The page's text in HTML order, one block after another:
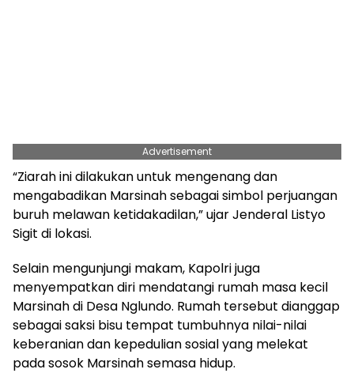
Advertisement
“Ziarah ini dilakukan untuk mengenang dan
mengabadikan Marsinah sebagai simbol perjuangan
buruh melawan ketidakadilan,” ujar Jenderal Listyo
Sigit di lokasi.
Selain mengunjungi makam, Kapolri juga
menyempatkan diri mendatangi rumah masa kecil
Marsinah di Desa Nglundo. Rumah tersebut dianggap
sebagai saksi bisu tempat tumbuhnya nilai-nilai
keberanian dan kepedulian sosial yang melekat
pada sosok Marsinah semasa hidup.